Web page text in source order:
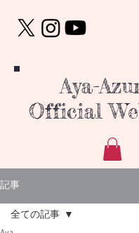
Aya-
Official
記事
全ての記事